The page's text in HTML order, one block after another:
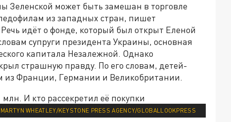
может быть замешан в торговле
из западных стран, пишет
идёт о фонде, который был открыт Еленой
супруги президента Украины, основная
капитала Незалежной. Однако
страшную правду. По его словам, детей-
из Франции, Германии и Великобритании.
MARTYN WHEATLEY/KEYSTONE PRESS AGENCY/GLOBALLOOKPRESS